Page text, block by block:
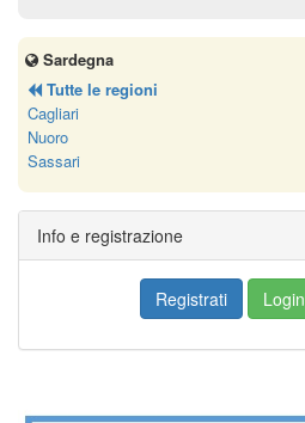
Sardegna
Tutte le regioni
Cagliari
Nuoro
Sassari
Info e registrazione
Registrati Login